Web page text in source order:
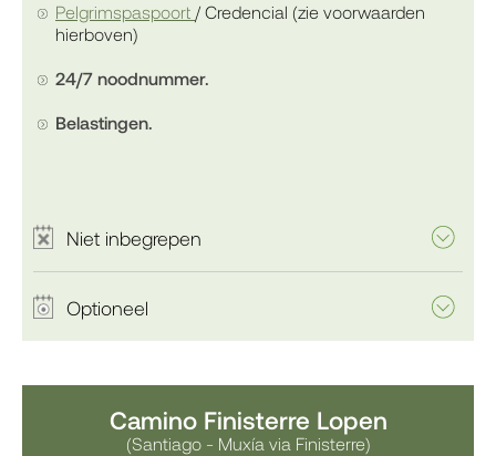
Pelgrimspaspoort / Credencial (zie voorwaarden
hierboven)
24/7 noodnummer.
Belastingen.
Niet inbegrepen
Optioneel
Camino Finisterre Lopen
(Santiago - Muxía via Finisterre)